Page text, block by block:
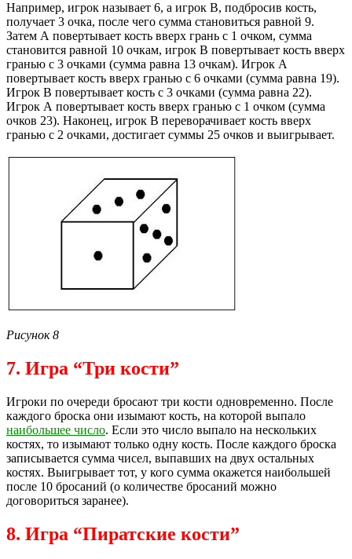
Например, игрок называет 6, а игрок В, подбросив кость,
получает 3 очка, после чего сумма становиться равной 9.
Затем А повертывает кость вверх грань с 1 очком, сумма
становится равной 10 очкам, игрок В повертывает кость вверх
гранью с 3 очками (сумма равна 13 очкам). Игрок А
повертывает кость вверх гранью с 6 очками (сумма равна 19).
Игрок В повертывает кость с 3 очками (сумма равна 22).
Игрок А повертывает кость вверх гранью с 1 очком (сумма
очков 23). Наконец, игрок В переворачивает кость вверх
гранью с 2 очками, достигает суммы 25 очков и выигрывает.
Рисунок 8
7. Игра “Три кости”
Игроки по очереди бросают три кости одновременно. После
каждого броска они изымают кость, на которой выпало
наибольшее число. Если это число выпало на нескольких
костях, то изымают только одну кость. После каждого броска
записывается сумма чисел, выпавших на двух остальных
костях. Выигрывает тот, у кого сумма окажется наибольшей
после 10 бросаний (о количестве бросаний можно
договориться заранее).
8. Игра “Пиратские кости”